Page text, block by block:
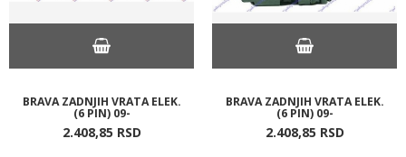
BRAVA ZADNJIH VRATA ELEK.
(6 PIN) 09-
2.408,85 RSD
BRAVA ZADNJIH VRATA ELEK.
(6 PIN) 09-
2.408,85 RSD